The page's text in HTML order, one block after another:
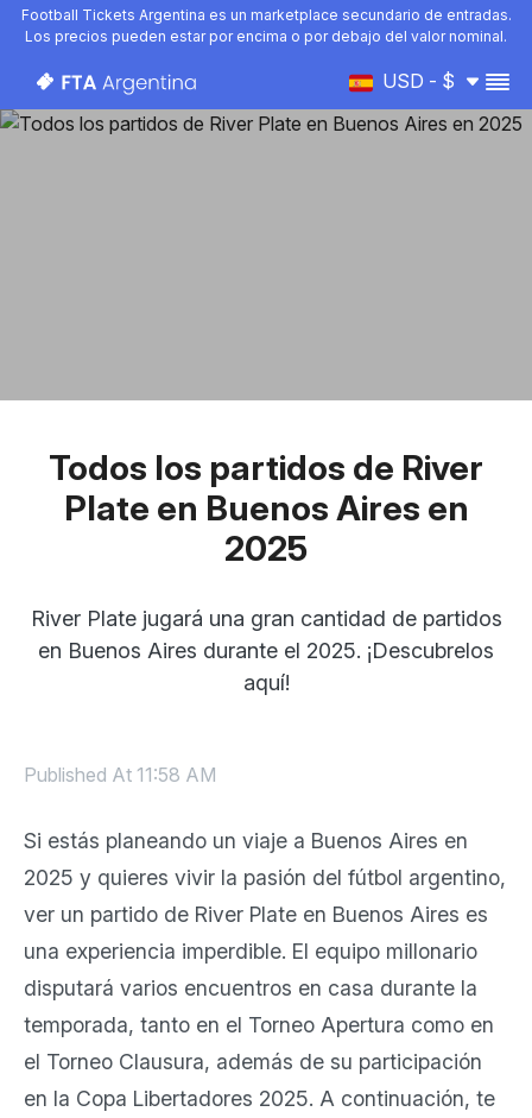
Football Tickets Argentina es un marketplace secundario de entradas.
Los precios pueden estar por encima o por debajo del valor nominal.
USD - $
Todos los partidos de River
Plate en Buenos Aires en
2025
River Plate jugará una gran cantidad de partidos
en Buenos Aires durante el 2025. ¡Descubrelos
aquí!
Published At 11:58 AM
Si estás planeando un viaje a Buenos Aires en
2025 y quieres vivir la pasión del fútbol argentino,
ver un partido de River Plate en Buenos Aires es
una experiencia imperdible. El equipo millonario
disputará varios encuentros en casa durante la
temporada, tanto en el Torneo Apertura como en
el Torneo Clausura, además de su participación
en la Copa Libertadores 2025. A continuación, te